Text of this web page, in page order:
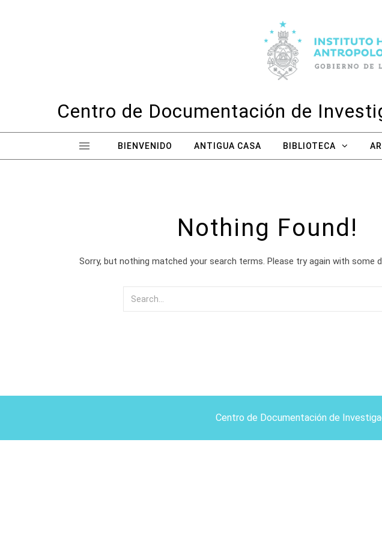
Centro de Documentación de
BIENVENIDO ANTIGUA CASA BIBLIOTECA
Nothing Found!
Sorry, but nothing matched your search terms. Please try again with some
Centro de Documentación de